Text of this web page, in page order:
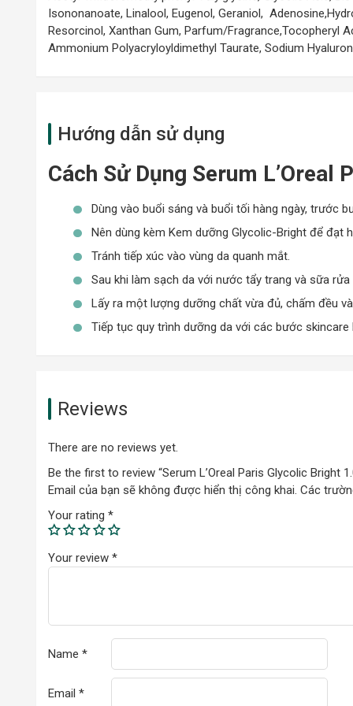
Thương hiệumỹ phẩm L’oreal Parislà thương hiệu làm
cải tiến từ công nghệ hiện đại và mới nhất được nhiều tín
trắng sáng da tức thì, giảm thiểu, làm mờ các vết thâm
dưỡng sáng và mờ thâm nám này của nhà L’Oreal Paris
lớp tế bào chết tích tụ trên da một cách nhẹ nhàng đồng
mịn tức thì và kiềm chế quá trình tăng sinh melanin từ đó
Loại Da Phù Hợp
Dòng tinh chất dưỡng da này đã được kiểm chứng hiệu
da mình không.
Phù hợp sử dụng cho mọi dòng da kể cả loại da
Giải pháp hữu hiệu dành cho làn da bị xỉn màu,
Dành cho làn da lão hoá, xuất hiện các biểu hiện
Dòng sản phẩm tinh chất dưỡng da trắng sáng L’oréal
người xem vừa tạo nên nét kiêu sa, quyến rũ cho sản
tích hợp với nắp bóp chiết silicon đầu nhựa giúp cho
Isononanoate, Linalool, Eugenol, Geraniol,
Resorcinol, Xanthan Gum, Parfum/Fragrance,Tocopheryl
Ammonium Polyacryloyldimethyl Taurate, Sodium
Hướng dẫn sử dụng
Cách Sử Dụng Serum
Dùng vào buổi sáng và buổi tối hàng ngày, trước
Nên dùng kèm Kem dưỡng Glycolic-Bright để đạt
Tránh tiếp xúc vào vùng da quanh mắt.
Sau khi làm sạch da với nước tẩy trang và sữa
Lấy ra một lượng dưỡng chất vừa đủ, chấm đều
Tiếp tục quy trình dưỡng da với các bước skincare
Reviews
There are no reviews yet.
Be the first to review “Serum L’Oreal Paris Glycolic Bright
Email của bạn sẽ không được hiển thị công khai. Các
Your rating *
Your review *
Name *
Email *